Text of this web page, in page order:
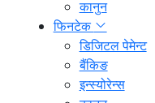
कानुन
फिनटेक
डिजिटल पेमेन्ट
बैंकिङ
इन्स्योरेन्स